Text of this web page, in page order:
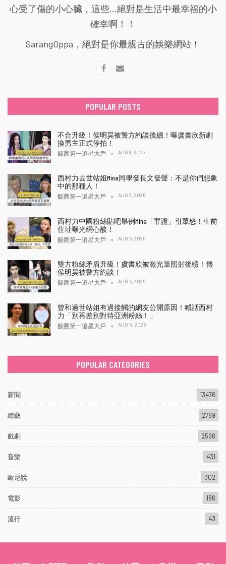
心受了傷的小心臟，這些...絕對是生活中最幸福的小
確幸啊！！
SarangOppa，絕對是你最親古的娛樂網站！
POPULAR POSTS
不合升級！侯明昊被警方約談後續！曝虞書欣新劇
換男主正式停拍！
飯圈第一追星大戶 AUG 8, 2026
西村力去世站姐Mina同學發長文發聲：不是你們想象
中的那種人！
飯圈第一追星大戶 AUG 7, 2026
西村力中國粉絲貼吧舉例Mina「罪證」引眾怒！生前
住址曝光網心酸！
飯圈第一追星大戶 AUG 6, 2026
雙方粉絲矛盾升級！虞書欣被激光筆照射後續！傳
侯明昊被警方約談！
飯圈第一追星大戶 AUG 6, 2026
曾和過世站姐有過接觸的網友公開原因！喊話西村
力「別再差別對待亞洲粉絲！」
飯圈第一追星大戶 AUG 5, 2026
POPULAR CATEGORIES
新聞 13476
綜藝 2769
戲劇 2596
音樂 431
歐尼說 302
電影 186
流行 43